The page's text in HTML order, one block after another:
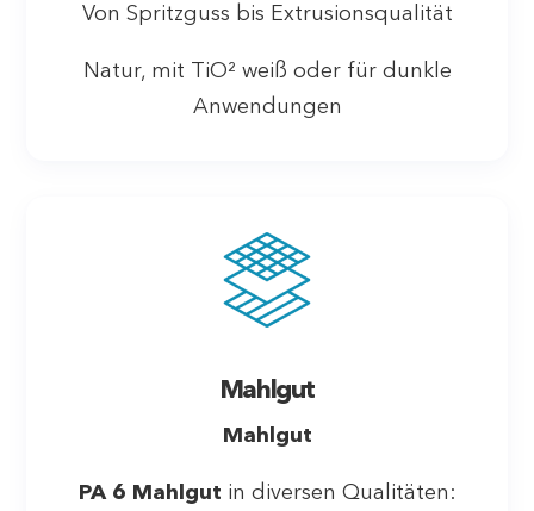
Von Spritzguss bis Extrusionsqualität
Natur, mit TiO² weiß oder für dunkle
Anwendungen
Mahlgut
Mahlgut
PA 6 Mahlgut in diversen Qualitäten: